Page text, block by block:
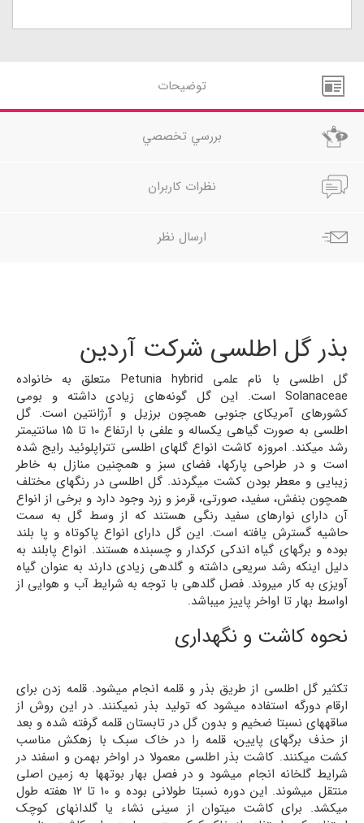
توضيحات
بررسي تخصصي
نظرات کاربران
ارسال نظر
بذر گل اطلسی شرکت آردین
گل اطلسی با نام علمی Petunia hybrid متعلق به خانواده
Solanaceae است. این گل گونه‌­های زیادی داشته و بومی
کشورهای آمریکای جنوبی همچون برزیل و آرژانتین است. گل
اطلسی به صورت گیاهی یکساله و علفی با ارتفاع 10 تا 15 سانتی­متر
رشد می­کند. امروزه کاشت انواع گلهای اطلسی تتراپلوئید رایج شده
است و در طراحی پارکها، فضای سبز و همچنین منازل به خاطر
زیبایی و معطر بودن کشت می­گردند. گل اطلسی در رنگهای مختلف
همچون بنفش، سفید، صورتی، قرمز و زرد وجود دارد و برخی از انواع
آن دارای نوار­های سفید رنگی هستند که از وسط گل به سمت
حاشیه گسترش یافته است. این گل دارای انواع پاکوتاه و پا بلند
بوده و برگهای گیاه اندکی کرکدار و چسبنده هستند. انواع پابلند به
دلیل اینکه رشد سریعی داشته و گلدهی زیادی دارند به عنوان گیاه
آویزی به کار می­روند. فصل گلدهی با توجه به شرایط آب و هوایی از
اواسط بهار تا اواخر پاییز می­باشد.
نحوه کاشت و نگهداری
تکثیر گل اطلسی از طریق بذر و قلمه انجام می­شود. قلمه زدن برای
ارقام دورگه استفاده می­شود که تولید بذر نمی­کنند. در این روش از
ساقه­های نسبتا ضخیم و بدون گل در تابستان قلمه گرفته شده و بعد
از حذف برگهای پایین، قلمه را در خاک سبک با زهکش مناسب
کشت می­کنند. کاشت بذر اطلسی معمولا در اواخر بهمن و اسفند در
شرایط گلخانه انجام می­شود و در فصل بهار بوته­ها به زمین اصلی
منتقل می­شوند. این دوره نسبتا طولانی بوده و 10 تا 12 هفته طول
می­کشد. برای کاشت میتوان از سینی نشاء یا گلدان­های کوچک